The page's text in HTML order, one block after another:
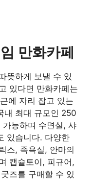
만화카페
뜻하게 보낼 수 있
있다면 만화카페는
에 자리 잡고 있는
내 최대 규모인 250
능하며 수면실, 샤
있습니다. 다양한
스, 족욕실, 안마의
캡슐토이, 피규어,
즈를 구매할 수 있